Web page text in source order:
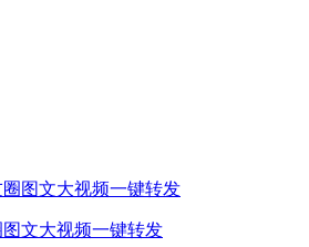
文大视频一键转发